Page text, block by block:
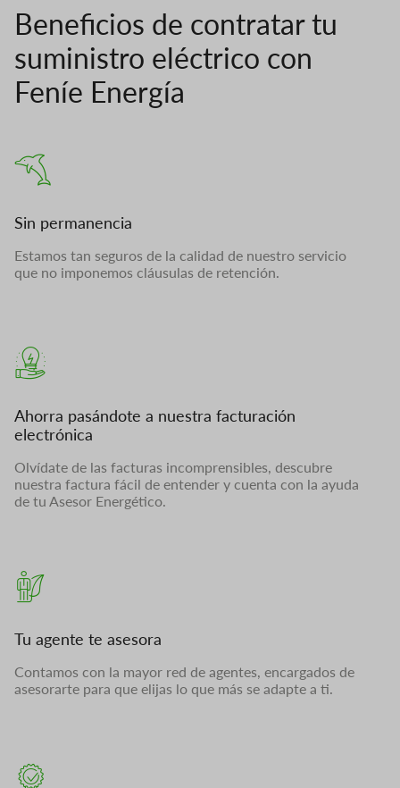
Beneficios de contratar tu
suministro eléctrico con
Feníe Energía
Sin permanencia
Estamos tan seguros de la calidad de nuestro servicio
que no imponemos cláusulas de retención.
Ahorra pasándote a nuestra facturación
electrónica
Olvídate de las facturas incomprensibles, descubre
nuestra factura fácil de entender y cuenta con la ayuda
de tu Asesor Energético.
Tu agente te asesora
Contamos con la mayor red de agentes, encargados de
asesorarte para que elijas lo que más se adapte a ti.